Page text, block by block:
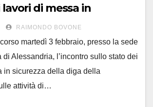
di messa in
sito
RAIMONDO BOVONE
martedì 3 febbraio, presso la sede
Alessandria, l’incontro sullo stato dei
in sicurezza della diga della
attività di…